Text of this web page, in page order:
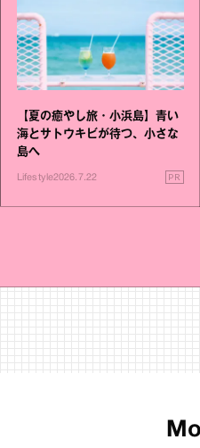
【夏の癒やし旅・小浜島】青い
海とサトウキビが待つ、小さな
島へ
Lifestyle2026.7.22 PR